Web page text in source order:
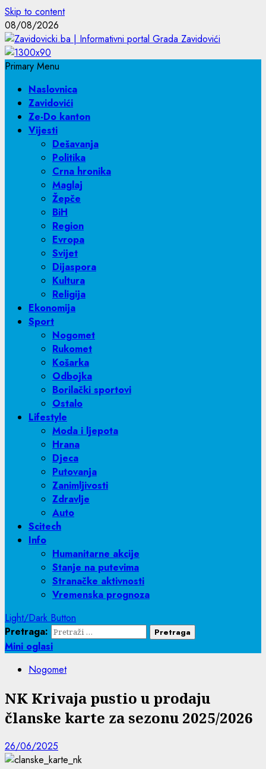
Skip to content
08/08/2026
Primary Menu
Naslovnica
Zavidovići
Ze-Do kanton
Vijesti
Dešavanja
Politika
Crna hronika
Maglaj
Žepče
BiH
Region
Evropa
Svijet
Dijaspora
Kultura
Religija
Ekonomija
Sport
Nogomet
Rukomet
Košarka
Odbojka
Borilački sportovi
Ostalo
Lifestyle
Moda i ljepota
Hrana
Djeca
Putovanja
Zanimljivosti
Zdravlje
Auto
Scitech
Info
Humanitarne akcije
Stanje na putevima
Stranačke aktivnosti
Vremenska prognoza
Light/Dark Button
Pretraga:
Mini oglasi
Nogomet
NK Krivaja pustio u prodaju
članske karte za sezonu 2025/2026
26/06/2025